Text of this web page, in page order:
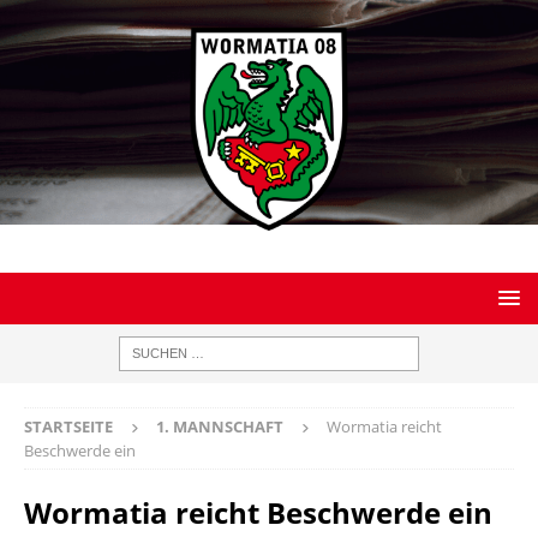
STARTSEITE 1. MANNSCHAFT
Wormatia reicht
Beschwerde ein
Wormatia reicht Beschwerde ein